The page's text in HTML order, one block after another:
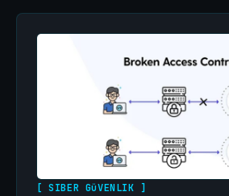
[ SIBER GüVENLIK ]